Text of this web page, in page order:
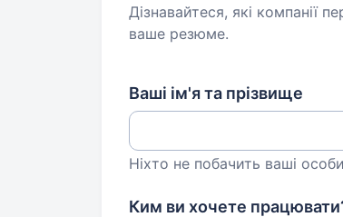
Дізнавайтеся, які компанії
ваше резюме.
Ваші ім'я та прізвище
Ніхто не побачить ваші
Ким ви хочете